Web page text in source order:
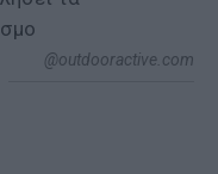
@outdooractive.com